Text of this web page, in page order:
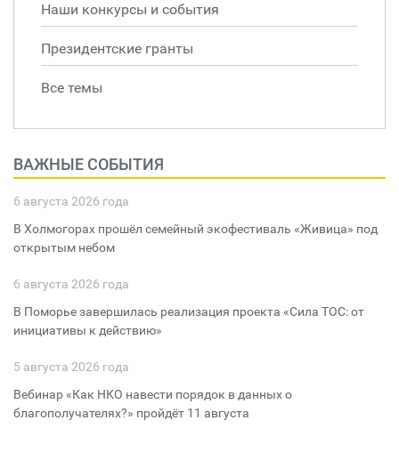
Наши конкурсы и события
Президентские гранты
Все темы
ВАЖНЫЕ СОБЫТИЯ
6 августа 2026 года
В Холмогорах прошёл семейный экофестиваль «Живица» под
открытым небом
6 августа 2026 года
В Поморье завершилась реализация проекта «Сила ТОС: от
инициативы к действию»
5 августа 2026 года
Вебинар «Как НКО навести порядок в данных о
благополучателях?» пройдёт 11 августа